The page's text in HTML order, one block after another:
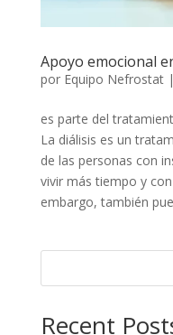
Apoyo emocional
por Equipo Nefrostat|
es parte del
La diálisis es un
de las personas con
vivir más tiempo y
embargo, también
Recent